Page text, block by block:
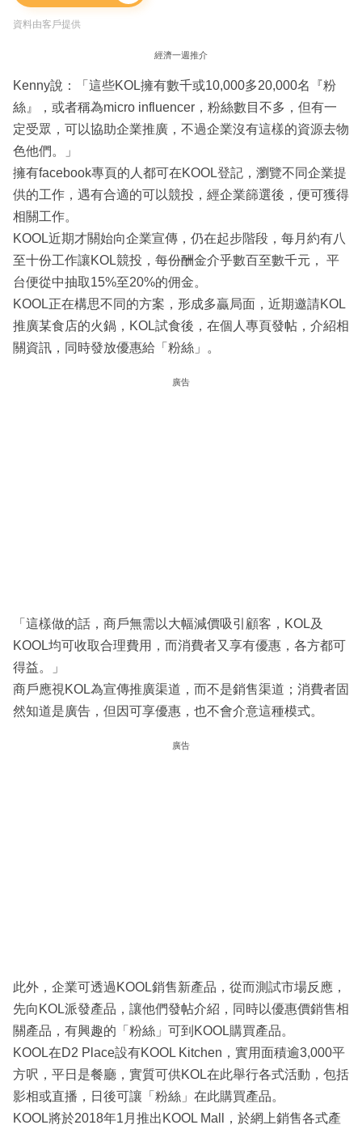
資料由客戶提供
經濟一週推介
Kenny說：「這些KOL擁有數千或10,000多20,000名『粉
絲』，或者稱為micro influencer，粉絲數目不多，但有一
定受眾，可以協助企業推廣，不過企業沒有這樣的資源去物
色他們。」
擁有facebook專頁的人都可在KOOL登記，瀏覽不同企業提
供的工作，遇有合適的可以競投，經企業篩選後，便可獲得
相關工作。
KOOL近期才關始向企業宣傳，仍在起步階段，每月約有八
至十份工作讓KOL競投，每份酬金介乎數百至數千元， 平
台便從中抽取15%至20%的佣金。
KOOL正在構思不同的方案，形成多贏局面，近期邀請KOL
推廣某食店的火鍋，KOL試食後，在個人專頁發帖，介紹相
關資訊，同時發放優惠給「粉絲」。
廣告
「這樣做的話，商戶無需以大幅減價吸引顧客，KOL及
KOOL均可收取合理費用，而消費者又享有優惠，各方都可
得益。」
商戶應視KOL為宣傳推廣渠道，而不是銷售渠道；消費者固
然知道是廣告，但因可享優惠，也不會介意這種模式。
廣告
此外，企業可透過KOOL銷售新產品，從而測試市場反應，
先向KOL派發產品，讓他們發帖介紹，同時以優惠價銷售相
關產品，有興趣的「粉絲」可到KOOL購買產品。
KOOL在D2 Place設有KOOL Kitchen，實用面積逾3,000平
方呎，平日是餐廳，實質可供KOL在此舉行各式活動，包括
影相或直播，日後可讓「粉絲」在此購買產品。
KOOL將於2018年1月推出KOOL Mall，於網上銷售各式產